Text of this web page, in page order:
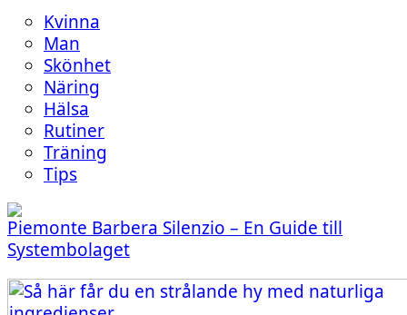
Kvinna
Man
Skönhet
Näring
Hälsa
Rutiner
Träning
Tips
Piemonte Barbera Silenzio – En Guide till
Systembolaget